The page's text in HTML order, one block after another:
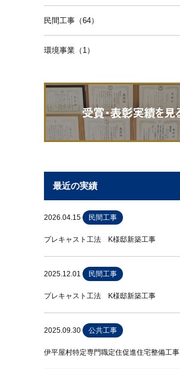
民間工事（64）
環境事業（1）
最近の実績
2026.04.15 民間工事
プレキャスト工法 K様邸新築工事
2025.12.01 民間工事
プレキャスト工法 K様邸新築工事
2025.09.30 公共工事
伊平屋村特定専門職定住促進住宅整備工事